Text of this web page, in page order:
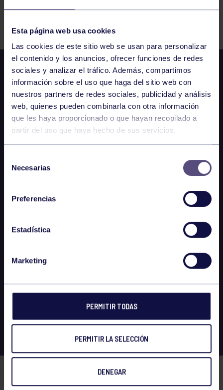
Esta página web usa cookies
Las cookies de este sitio web se usan para personalizar
el contenido y los anuncios, ofrecer funciones de redes
sociales y analizar el tráfico. Además, compartimos
información sobre el uso que haga del sitio web con
nuestros partners de redes sociales, publicidad y análisis
web, quienes pueden combinarla con otra información
que les haya proporcionado o que hayan recopilado a
partir del uso que haya hecho de sus servicios.
Necesarias
Preferencias
Estadística
Marketing
PERMITIR TODAS
PERMITIR LA SELECCIÓN
DENEGAR